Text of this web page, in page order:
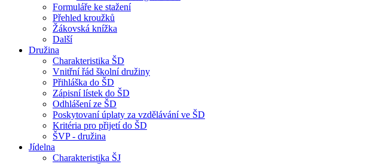
Formuláře ke stažení
Přehled kroužků
Žákovská knížka
Další
Družina
Charakteristika ŠD
Vnitřní řád školní družiny
Přihláška do ŠD
Zápisní lístek do ŠD
Odhlášení ze ŠD
Poskytovaní úplaty za vzdělávání ve ŠD
Kritéria pro přijetí do ŠD
ŠVP - družina
Jídelna
Charakteristika ŠJ